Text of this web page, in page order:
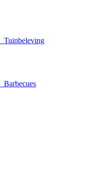
Tuinbeleving
Barbecues